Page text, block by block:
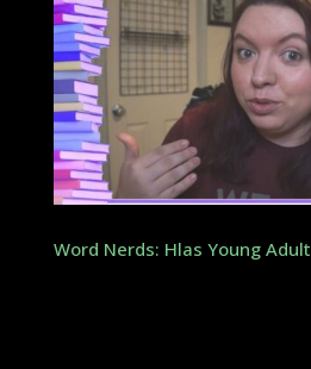
Word Nerds: Hlas Young Adult